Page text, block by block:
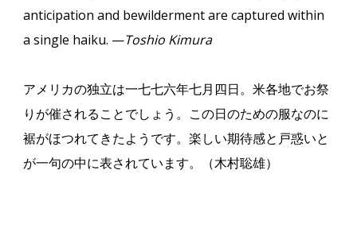
anticipation and bewilderment are captured within
a single haiku. —Toshio Kimura
アメリカの独立は一七七六年七月四日。米各地でお祭
りが催されることでしょう。この日のための服なのに
裾がほつれてきたようです。楽しい期待感と戸惑いと
が一句の中に表されています。（木村聡雄）